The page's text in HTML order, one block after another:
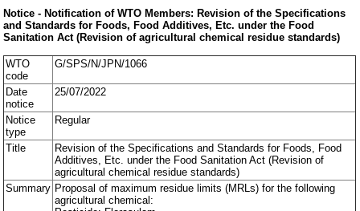
Notice - Notification of WTO Members: Revision of the Specifications
and Standards for Foods, Food Additives, Etc. under the Food
Sanitation Act (Revision of agricultural chemical residue standards)
WTO
code
G/SPS/N/JPN/1066
Date
notice
25/07/2022
Notice
type
Regular
Title
Revision of the Specifications and Standards for Foods, Food
Additives, Etc. under the Food Sanitation Act (Revision of
agricultural chemical residue standards)
Summary Proposal of maximum residue limits (MRLs) for the following
agricultural chemical: